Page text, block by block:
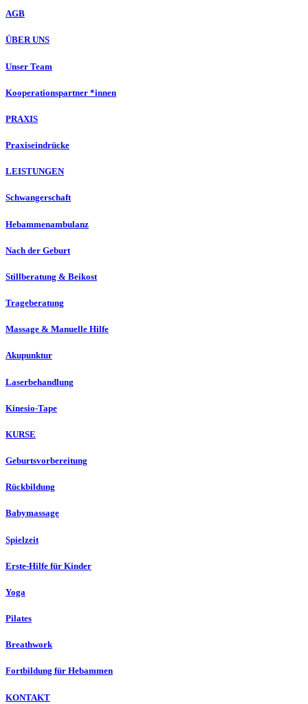
AGB
ÜBER UNS
Unser Team
Kooperationspartner *innen
PRAXIS
Praxiseindrücke
LEISTUNGEN
Schwangerschaft
Hebammenambulanz
Nach der Geburt
Stillberatung & Beikost
Trageberatung
Massage & Manuelle Hilfe
Akupunktur
Laserbehandlung
Kinesio-Tape
KURSE
Geburtsvorbereitung
Rückbildung
Babymassage
Spielzeit
Erste-Hilfe für Kinder
Yoga
Pilates
Breathwork
Fortbildung für Hebammen
KONTAKT